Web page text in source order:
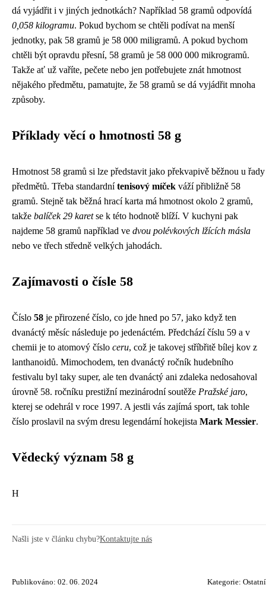
dá vyjádřit i v jiných jednotkách? Například 58 gramů odpovídá
0,058 kilogramu. Pokud bychom se chtěli podívat na menší
jednotky, pak 58 gramů je 58 000 miligramů. A pokud bychom
chtěli být opravdu přesní, 58 gramů je 58 000 000 mikrogramů.
Takže ať už vaříte, pečete nebo jen potřebujete znát hmotnost
nějakého předmětu, pamatujte, že 58 gramů se dá vyjádřit mnoha
způsoby.
Příklady věcí o hmotnosti 58 g
Hmotnost 58 gramů si lze představit jako překvapivě běžnou u řady
předmětů. Třeba standardnítenisový míček váží přibližně 58
gramů. Stejně tak běžná hrací karta má hmotnost okolo 2 gramů,
takže balíček 29 karetse k této hodnotě blíží. V kuchyni pak
najdeme 58 gramů například ve dvou polévkových lžících másla
nebo ve třech středně velkých jahodách.
Zajímavosti o čísle 58
Číslo 58 je přirozené číslo, co jde hned po 57, jako když ten
dvanáctý měsíc následuje po jedenáctém. Předchází číslu 59 a v
chemii je to atomový číslo ceru, což je takovej stříbřitě bílej kov z
lanthanoidů. Mimochodem, ten dvanáctý ročník hudebního
festivalu byl taky super, ale ten dvanáctý ani zdaleka nedosahoval
úrovně 58. ročníku prestižní mezinárodní soutěže Pražské jaro,
kterej se odehrál v roce 1997. A jestli vás zajímá sport, tak tohle
číslo proslavil na svým dresu legendární hokejista Mark Messier.
Vědecký význam 58 g
H
Našli jste v článku chybu?Kontaktujte nás
Publikováno: 02. 06. 2024 Kategorie: Ostatní